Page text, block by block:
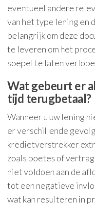
eventueel andere
van het type lening en
belangrijk om deze
te leveren om het
soepel te laten
Wat gebeurt er
tijd terugbetaal?
Wanneer u uw lening
er verschillende
kredietverstrekker
zoals boetes of
niet voldoen aan de
tot een negatieve
wat kan resulteren in